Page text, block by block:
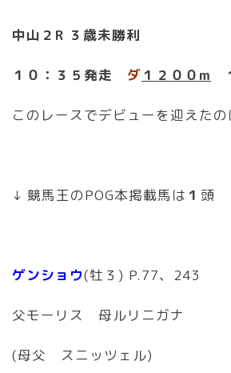
中山 ２R ３歳未勝利
１０：３５発走 ダ １２００m
このレースでデビューを迎えたの
↓ 競馬王のPOG本掲載馬は １ 頭
ゲンショウ(牡３) P.77、243
父モーリス 母ルリニガナ
(母父 スニッツェル)